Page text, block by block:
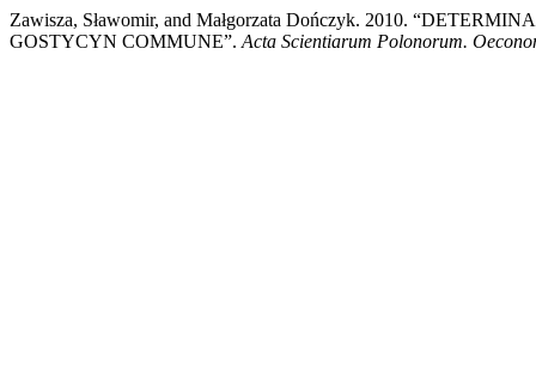
Zawisza, Sławomir, and Małgorzata Dończyk. 2010.
GOSTYCYN COMMUNE”. Acta Scientiarum Polonorum.